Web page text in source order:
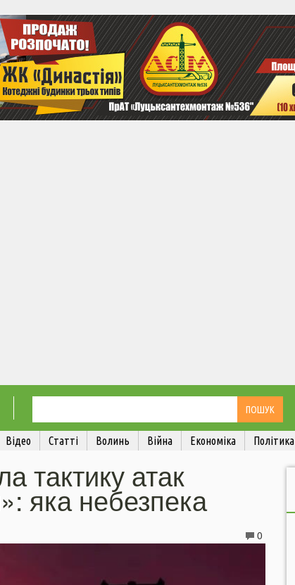
Відео Статті Волинь Війна Економіка Політика
тактику атак
яка небезпека
0